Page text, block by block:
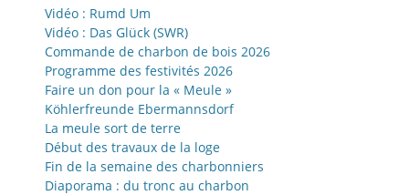
Vidéo : Rumd Um
Vidéo : Das Glück (SWR)
Commande de charbon de bois 2026
Programme des festivités 2026
Faire un don pour la « Meule »
Köhlerfreunde Ebermannsdorf
La meule sort de terre
Début des travaux de la loge
Fin de la semaine des charbonniers
Diaporama : du tronc au charbon